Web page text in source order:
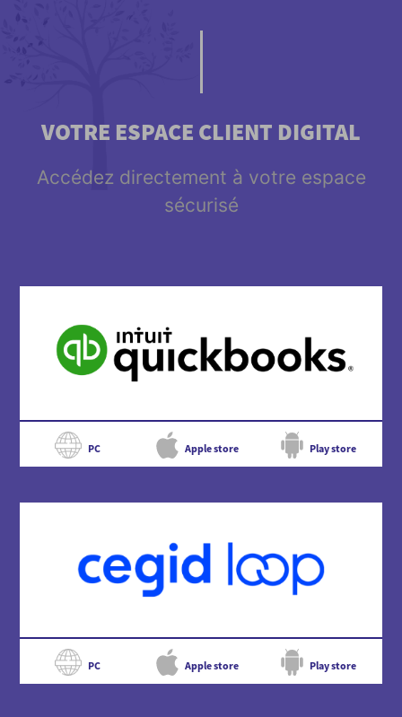
VOTRE ESPACE CLIENT DIGITAL
Accédez directement à votre espace
sécurisé
PC Apple store Play store
PC Apple store Play store